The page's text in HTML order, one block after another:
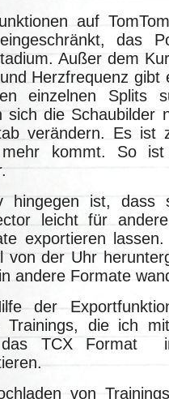
auf
das
Außer dem
Herzfrequenz gibt
einzelnen Splits
sich die Schaubilder
verändern. Es ist
kommt. So
hingegen ist, dass
leicht für
exportieren
von der Uhr
andere Formate
der
Trainings, die ich
das TCX Format
von